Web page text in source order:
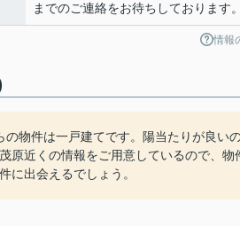
までのご連絡をお待ちしております。
情報
物件は一戸建てです。陽当たりが良い
原近くの情報をご用意しているので、物
に出会えるでしょう。